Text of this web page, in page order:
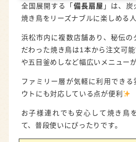
全国展開する「 備長扇屋 」は、
焼き鳥をリーズナブルに楽しめる
浜松市内に複数店舗あり、秘伝の
だわった焼き鳥は1本から注文可
や五目釜めしなど幅広いメニュー
ファミリー層が気軽に利用できる
ウトにも対応している点が便利
お子様連れでも安心して焼き鳥
て、普段使いにぴったりです。